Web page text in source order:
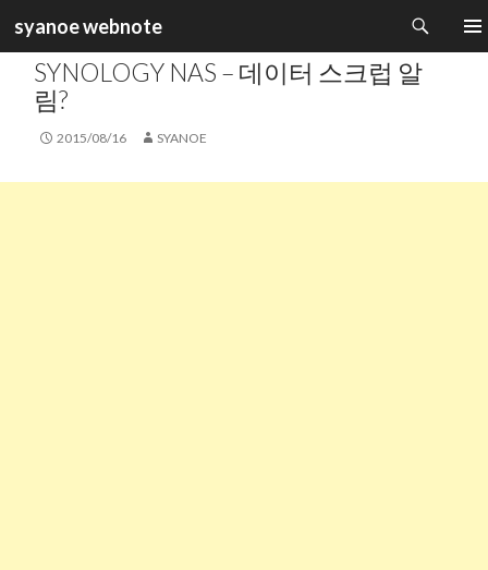
syanoe webnote
색
뛰
카테고리 :
SYNOLOGY NAS – 데이터 스크럽 알
림?
2015/08/16 SYANOE